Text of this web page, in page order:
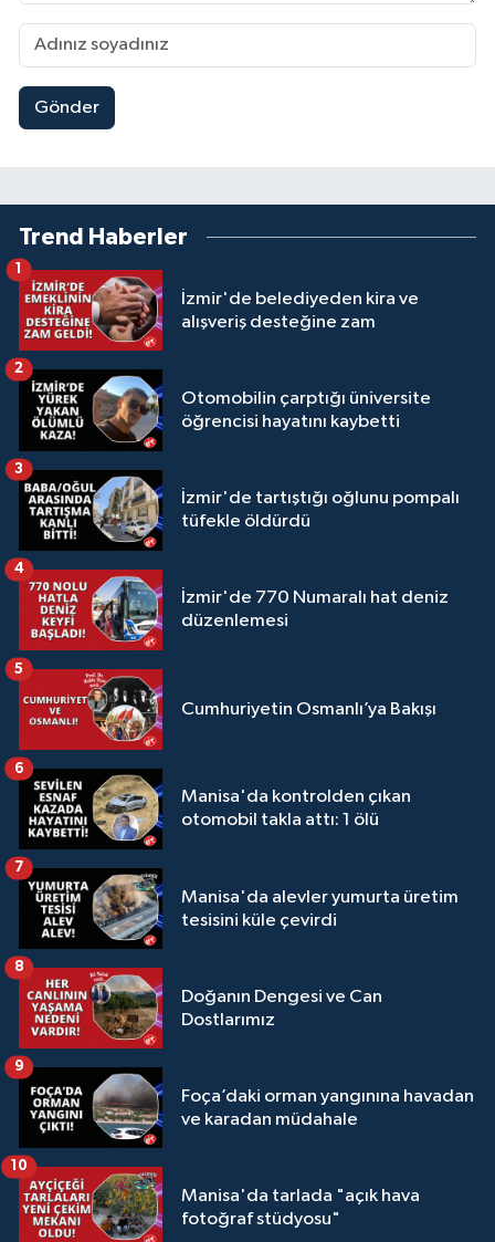
Gönder
Trend Haberler
İzmir'de belediyeden kira ve
alışveriş desteğine zam
Otomobilin çarptığı üniversite
öğrencisi hayatını kaybetti
2
İzmir'de tartıştığı oğlunu pompalı
tüfekle öldürdü
3
İzmir'de 770 Numaralı hat deniz
düzenlemesi
4
Cumhuriyetin Osmanlı’ya Bakışı
5
Manisa'da kontrolden çıkan
otomobil takla attı: 1 ölü
6
Manisa'da alevler yumurta üretim
tesisini küle çevirdi
7
Doğanın Dengesi ve Can
Dostlarımız
8
Foça’daki orman yangınına havadan
ve karadan müdahale
9
Manisa'da tarlada "açık hava
fotoğraf stüdyosu"
10